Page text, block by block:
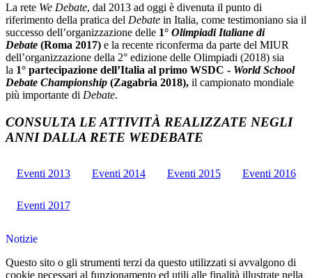
La rete We Debate, dal 2013 ad oggi è divenuta il punto di
riferimento della pratica del Debate in Italia, come testimoniano sia il
successo dell’organizzazione delle 1° Olimpiadi Italiane di
Debate (Roma 2017) e la recente riconferma da parte del MIUR
dell’organizzazione della 2° edizione delle Olimpiadi (2018) sia
la 1° partecipazione dell’Italia al primo WSDC - World School
Debate Championship (Zagabria 2018), il campionato mondiale
più importante di Debate.
CONSULTA LE ATTIVITÀ REALIZZATE NEGLI
ANNI DALLA RETE WEDEBATE
Eventi 2013 Eventi 2014 Eventi 2015 Eventi 2016
Eventi 2017
Notizie
Questo sito o gli strumenti terzi da questo utilizzati si avvalgono di
cookie necessari al funzionamento ed utili alle finalità illustrate nella